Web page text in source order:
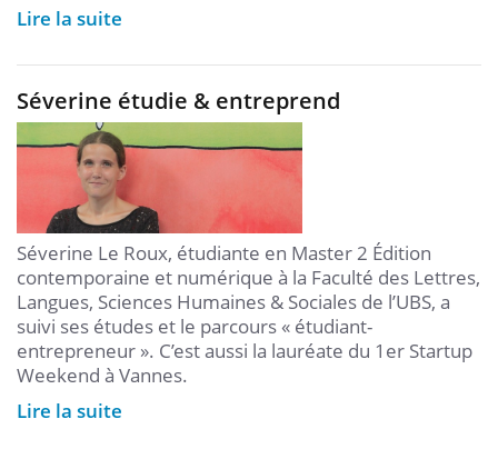
Lire la suite
Séverine étudie & entreprend
Séverine Le Roux, étudiante en Master 2 Édition
contemporaine et numérique à la Faculté des Lettres,
Langues, Sciences Humaines & Sociales de l’UBS, a
suivi ses études et le parcours « étudiant-
entrepreneur ». C’est aussi la lauréate du 1er Startup
Weekend à Vannes.
Lire la suite